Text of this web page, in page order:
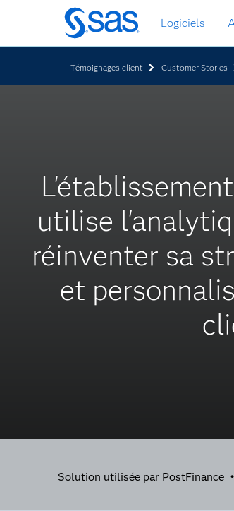
Passer
au
contenu
Logiciels
Témoignages client Customer Stories
utilise
réinventer sa
et
Solution utilisée par PostFinance •